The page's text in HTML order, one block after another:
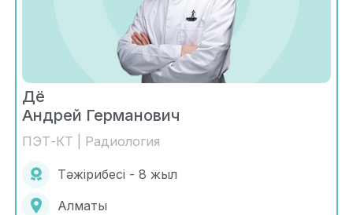
Дё
Андрей Германович
ПЭТ-КТ | Радиология
Тәжірибесі - 8 жыл
Алматы